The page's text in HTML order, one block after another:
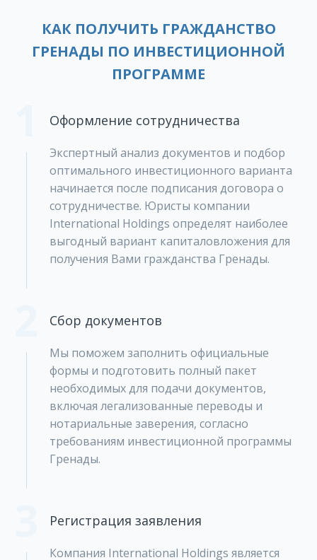
КАК ПОЛУЧИТЬ ГРАЖДАНСТВО
ГРЕНАДЫ ПО ИНВЕСТИЦИОННОЙ
ПРОГРАММЕ
Оформление сотрудничества
Экспертный анализ документов и подбор
оптимального инвестиционного варианта
начинается после подписания договора о
сотрудничестве. Юристы компании
International Holdings определят наиболее
выгодный вариант капиталовложения для
получения Вами гражданства Гренады.
Сбор документов
Мы поможем заполнить официальные
формы и подготовить полный пакет
необходимых для подачи документов,
включая легализованные переводы и
нотариальные заверения, согласно
требованиям инвестиционной программы
Гренады.
Регистрация заявления
Компания International Holdings является